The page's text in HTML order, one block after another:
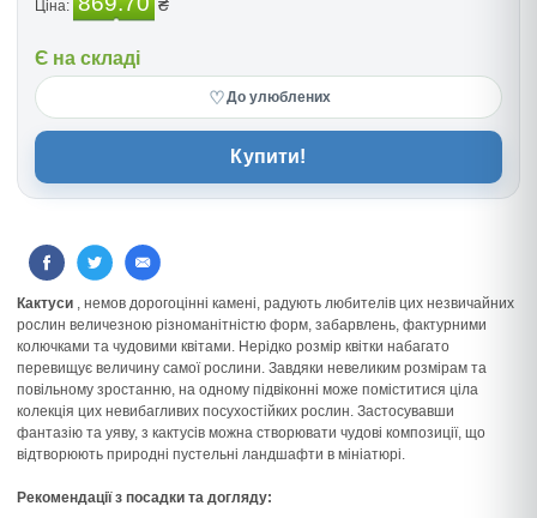
Ціна: ₴
Є на складі
♡До улюблених
Купити!
Кактуси , немов дорогоцінні камені, радують любителів цих незвичайних
рослин величезною різноманітністю форм, забарвлень, фактурними
колючками та чудовими квітами. Нерідко розмір квітки набагато
перевищує величину самої рослини. Завдяки невеликим розмірам та
повільному зростанню, на одному підвіконні може поміститися ціла
колекція цих невибагливих посухостійких рослин. Застосувавши
фантазію та уяву, з кактусів можна створювати чудові композиції, що
відтворюють природні пустельні ландшафти в мініатюрі.
Рекомендації з посадки та догляду: